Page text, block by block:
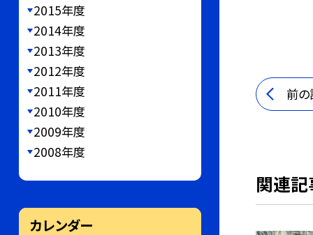
前
関連
2015年度
2014年度
2013年度
2012年度
2011年度
2010年度
2009年度
2008年度
カレンダー